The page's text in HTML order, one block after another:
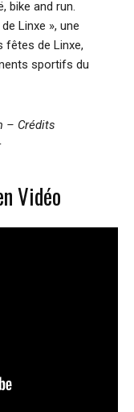
bike and run.
Linxe », une
fêtes de Linxe,
sportifs du
– Crédits
Vidéo